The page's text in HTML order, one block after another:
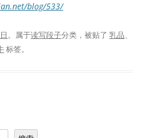
blog/533/
。属于读写段子分类，被贴了 乳品、
标签。